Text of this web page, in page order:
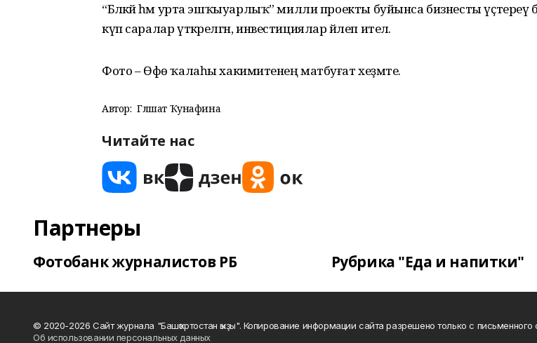
“Бәләкәй һәм урта эшҡыуарлыҡ” милли проекты буйынса бизнесты үҫтереү
күп саралар үткәрелгән, инвестициялар йәлеп ителә.
Фото – Өфө ҡалаһы хакимиәтенең матбуғат хеҙмәте.
Автор: Гөлшат Ҡунафина
Читайте нас
Партнеры
Фотобанк журналистов РБ Рубрика "Еда и напитки"
© 2020-2026 Сайт журнала "Башҡортостан ҡыҙы". Копирование информации сайта разрешено только с письменного
Об использовании персональных данных